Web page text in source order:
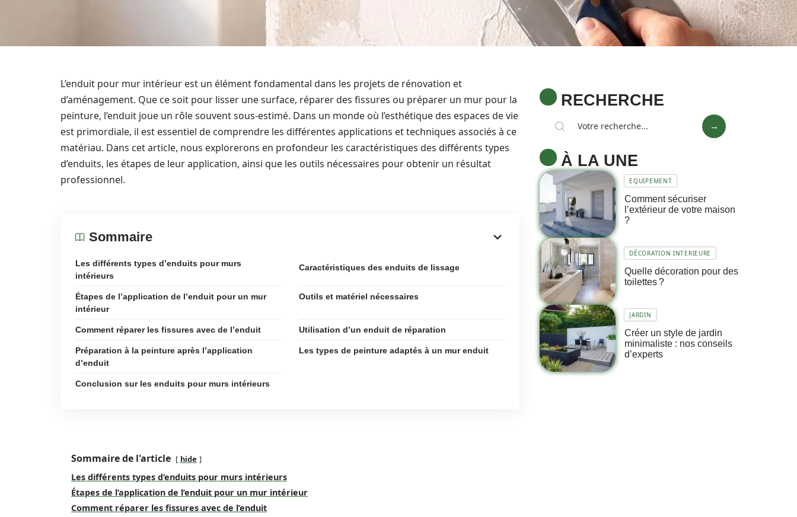
L’enduit pour mur intérieur est un élément fondamental dans les projets de rénovation et
d’aménagement. Que ce soit pour lisser une surface, réparer des fissures ou préparer un mur pour la
peinture, l’enduit joue un rôle souvent sous-estimé. Dans un monde où l’esthétique des espaces de vie
est primordiale, il est essentiel de comprendre les différentes applications et techniques associés à ce
matériau. Dans cet article, nous explorerons en profondeur les caractéristiques des différents types
d’enduits, les étapes de leur application, ainsi que les outils nécessaires pour obtenir un résultat
professionnel.
Sommaire
Les différents types d’enduits pour murs
intérieurs
Caractéristiques des enduits de lissage
Étapes de l’application de l’enduit pour un mur
intérieur
Outils et matériel nécessaires
Comment réparer les fissures avec de l’enduit Utilisation d’un enduit de réparation
Préparation à la peinture après l’application
d’enduit
Les types de peinture adaptés à un mur enduit
Conclusion sur les enduits pour murs intérieurs
Sommaire de l'article hide
Les différents types d’enduits pour murs intérieurs
Étapes de l’application de l’enduit pour un mur intérieur
Comment réparer les fissures avec de l’enduit
RECHERCHE
À LA UNE
EQUIPEMENT
Comment sécuriser
l’extérieur de votre maison
?
DÉCORATION INTERIEURE
Quelle décoration pour des
toilettes ?
JARDIN
Créer un style de jardin
minimaliste : nos conseils
d’experts